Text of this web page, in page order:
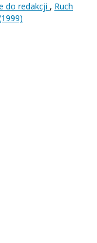
do redakcji , Ruch